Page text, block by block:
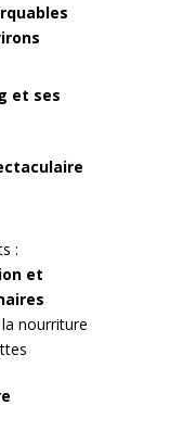
et ses
:
et
nourriture